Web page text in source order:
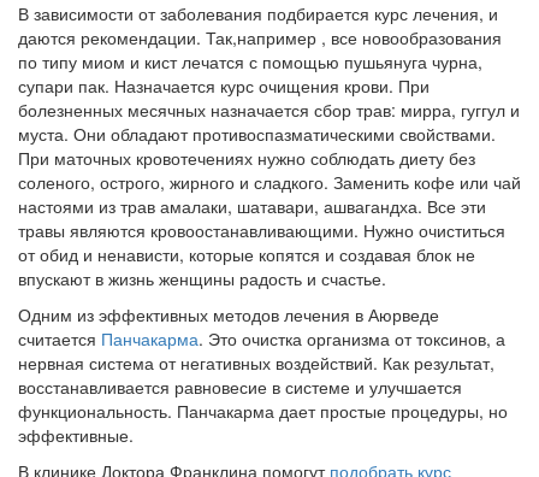
В зависимости от заболевания подбирается курс лечения, и
даются рекомендации. Так,например , все новообразования
по типу миом и кист лечатся с помощью пушьянуга чурна,
супари пак. Назначается курс очищения крови. При
болезненных месячных назначается сбор трав: мирра, гуггул и
муста. Они обладают противоспазматическими свойствами.
При маточных кровотечениях нужно соблюдать диету без
соленого, острого, жирного и сладкого. Заменить кофе или чай
настоями из трав амалаки, шатавари, ашвагандха. Все эти
травы являются кровоостанавливающими. Нужно очиститься
от обид и ненависти, которые копятся и создавая блок не
впускают в жизнь женщины радость и счастье.
Одним из эффективных методов лечения в Аюрведе
считается Панчакарма. Это очистка организма от токсинов, а
нервная система от негативных воздействий. Как результат,
восстанавливается равновесие в системе и улучшается
функциональность. Панчакарма дает простые процедуры, но
эффективные.
В клинике Доктора Франклина помогут подобрать курс